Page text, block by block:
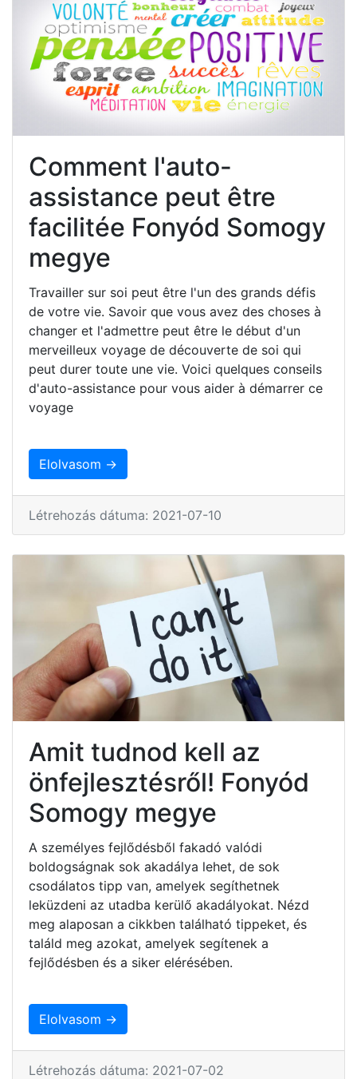
Comment l'auto-
assistance peut être
facilitée Fonyód Somogy
megye
Travailler sur soi peut être l'un des grands défis
de votre vie. Savoir que vous avez des choses à
changer et l'admettre peut être le début d'un
merveilleux voyage de découverte de soi qui
peut durer toute une vie. Voici quelques conseils
d'auto-assistance pour vous aider à démarrer ce
voyage
Elolvasom →
Létrehozás dátuma: 2021-07-10
Amit tudnod kell az
önfejlesztésről! Fonyód
Somogy megye
A személyes fejlődésből fakadó valódi
boldogságnak sok akadálya lehet, de sok
csodálatos tipp van, amelyek segíthetnek
leküzdeni az utadba kerülő akadályokat. Nézd
meg alaposan a cikkben található tippeket, és
találd meg azokat, amelyek segítenek a
fejlődésben és a siker elérésében.
Elolvasom →
Létrehozás dátuma: 2021-07-02